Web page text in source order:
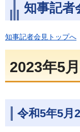
知事記者
知事記者会見トップへ
2023年5
令和5年5月